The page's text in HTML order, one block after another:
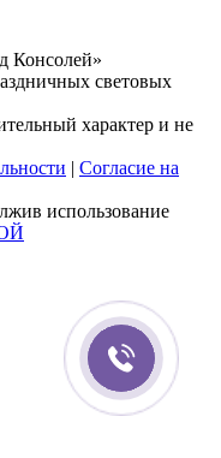
Консолей»
световых
характер и не
| Согласие на
использование